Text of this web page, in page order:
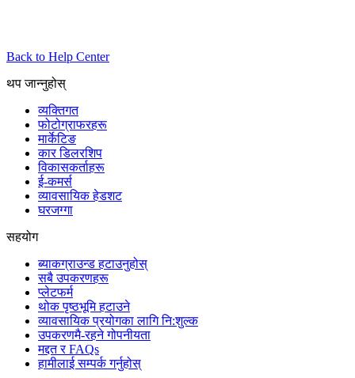
Back to Help Center
थप जान्नुहोस्
व्यक्तिगत
फोटोग्राफरहरू
मार्केटिङ
कार डिलरशिप
विकासकर्ताहरू
ई-कमर्स
व्यावसायिक हेडशट
घरजग्गा
सहयोग
ब्याकग्राउन्ड हटाउनुहोस्
सबै उपकरणहरू
प्लेटफर्म
थोक पृष्ठभूमि हटाउने
व्यावसायिक प्रयोगका लागि नि:शुल्क
उपकरणमै-रहने गोपनीयता
मद्दत र FAQs
हामीलाई सम्पर्क गर्नुहोस्